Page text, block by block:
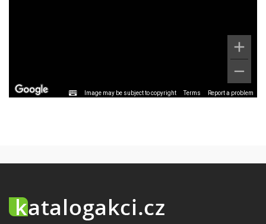
Image may be subject to copyright Terms Report a problem